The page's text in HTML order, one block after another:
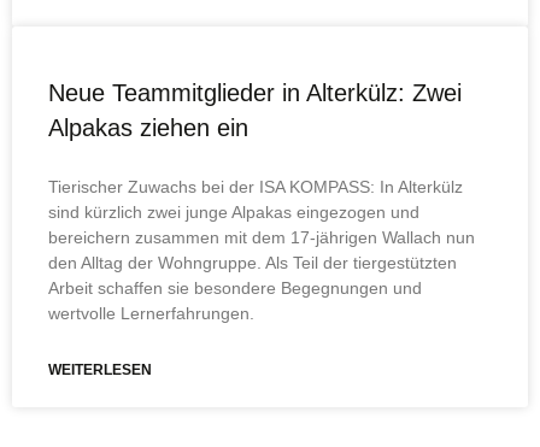
Neue Teammitglieder in Alterkülz: Zwei
Alpakas ziehen ein
Tierischer Zuwachs bei der ISA KOMPASS: In Alterkülz
sind kürzlich zwei junge Alpakas eingezogen und
bereichern zusammen mit dem 17-jährigen Wallach nun
den Alltag der Wohngruppe. Als Teil der tiergestützten
Arbeit schaffen sie besondere Begegnungen und
wertvolle Lernerfahrungen.
WEITERLESEN